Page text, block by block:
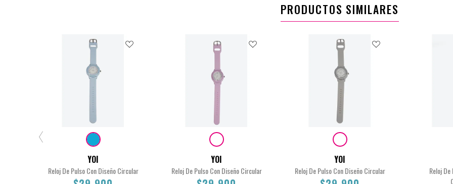
PRODUCTOS SIMILARES
YOI
Reloj De Pulso Con Diseño Circular
YOI
Reloj De Pulso Con Diseño Circular
YOI
Reloj De Pulso Con Diseño Circular
Reloj